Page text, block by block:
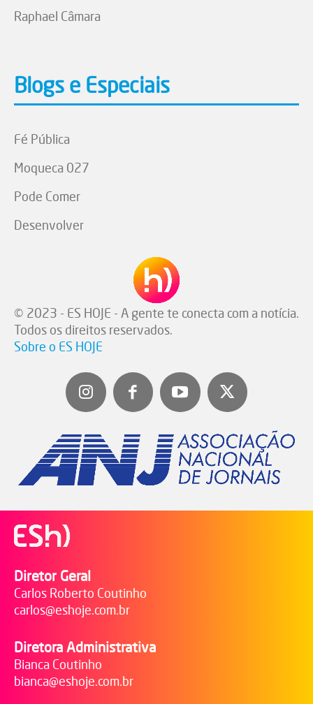
Raphael Câmara
Blogs e Especiais
Fé Pública
Moqueca 027
Pode Comer
Desenvolver
© 2023 - ES HOJE - A gente te conecta com a notícia.
Todos os direitos reservados.
Sobre o ES HOJE
Diretor Geral
Carlos Roberto Coutinho
carlos@eshoje.com.br
Diretora Administrativa
Bianca Coutinho
bianca@eshoje.com.br